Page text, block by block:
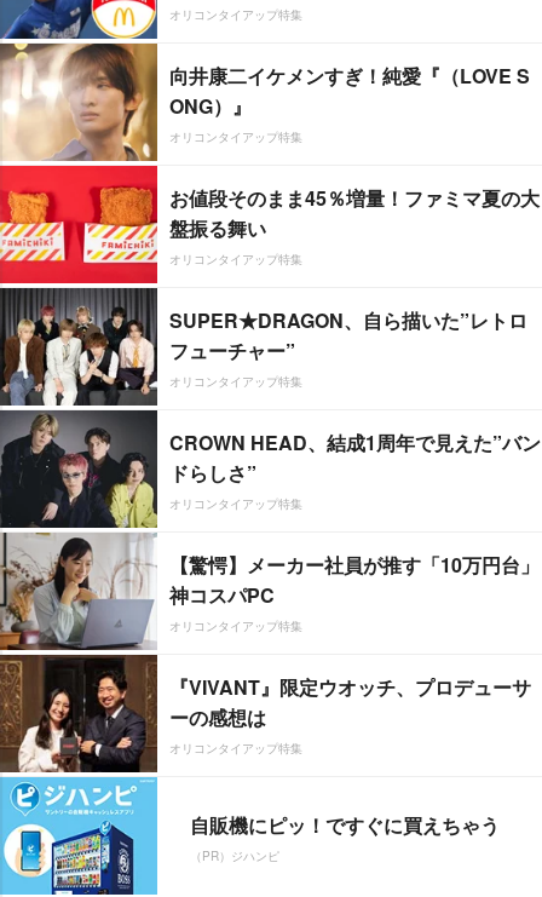
オリコンタイアップ特集
向井康二イケメンすぎ！純愛『（LOVE S
ONG）』
オリコンタイアップ特集
お値段そのまま45％増量！ファミマ夏の大
盤振る舞い
オリコンタイアップ特集
SUPER★DRAGON、自ら描いた”レトロ
フューチャー”
オリコンタイアップ特集
CROWN HEAD、結成1周年で見えた”バン
ドらしさ”
オリコンタイアップ特集
【驚愕】メーカー社員が推す「10万円台」
神コスパPC
オリコンタイアップ特集
『VIVANT』限定ウオッチ、プロデューサ
ーの感想は
オリコンタイアップ特集
自販機にピッ！ですぐに買えちゃう
（PR）ジハンピ